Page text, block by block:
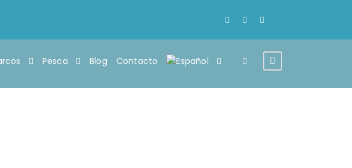
Pesca Blog Contacto